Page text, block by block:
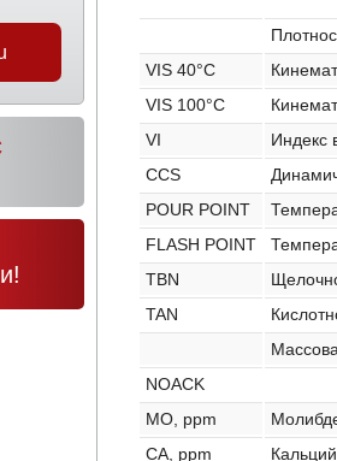
VIS 40°C
VIS 100°C
VI
Индекс
CCS
POUR POINT
FLASH POINT
TBN
TAN
NOACK
MO, ppm
CA, ppm